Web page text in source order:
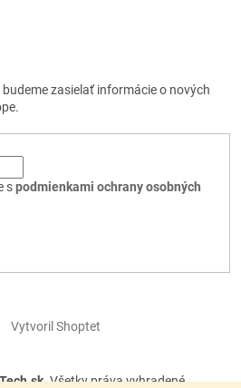
zasielať informácie o nových
spodmienkami ochrany osobných
Vytvoril Shoptet
. Všetky práva vyhradené.